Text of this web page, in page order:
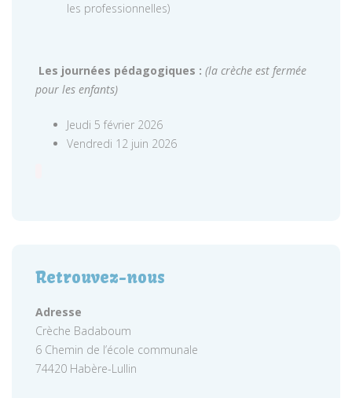
les professionnelles)
Les journées pédagogiques : (la crèche est fermée
pour les enfants)
Jeudi 5 février 2026
Vendredi 12 juin 2026
Retrouvez-nous
Adresse
Crèche Badaboum
6 Chemin de l’école communale
74420 Habère-Lullin